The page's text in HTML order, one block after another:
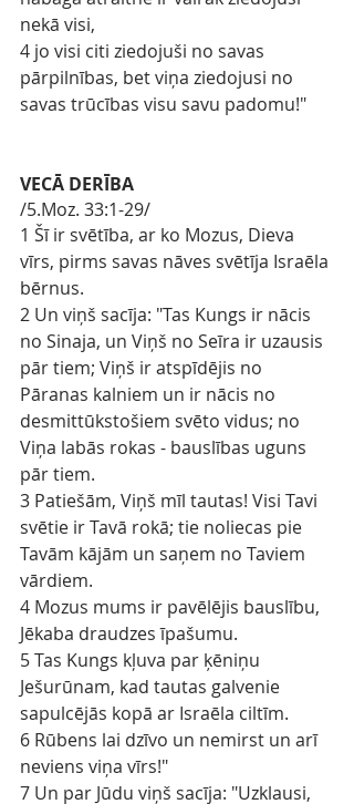
nekā visi,
4 jo visi citi ziedojuši no savas
pārpilnības, bet viņa ziedojusi no
savas trūcības visu savu padomu!"
VECĀ DERĪBA
/5.Moz. 33:1-29/
1 Šī ir svētība, ar ko Mozus, Dieva
vīrs, pirms savas nāves svētīja Israēla
bērnus.
2 Un viņš sacīja: "Tas Kungs ir nācis
no Sinaja, un Viņš no Seīra ir uzausis
pār tiem; Viņš ir atspīdējis no
Pāranas kalniem un ir nācis no
desmittūkstošiem svēto vidus; no
Viņa labās rokas - bauslības uguns
pār tiem.
3 Patiešām, Viņš mīl tautas! Visi Tavi
svētie ir Tavā rokā; tie noliecas pie
Tavām kājām un saņem no Taviem
vārdiem.
4 Mozus mums ir pavēlējis bauslību,
Jēkaba draudzes īpašumu.
5 Tas Kungs kļuva par ķēniņu
Ješurūnam, kad tautas galvenie
sapulcējās kopā ar Israēla ciltīm.
6 Rūbens lai dzīvo un nemirst un arī
neviens viņa vīrs!"
7 Un par Jūdu viņš sacīja: "Uzklausi,